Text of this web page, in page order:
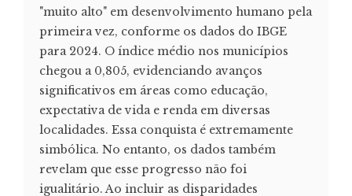
"muito alto" em desenvolvimento humano pela
primeira vez, conforme os dados do IBGE
para 2024. O índice médio nos municípios
chegou a 0,805, evidenciando avanços
significativos em áreas como educação,
expectativa de vida e renda em diversas
localidades. Essa conquista é extremamente
simbólica. No entanto, os dados também
revelam que esse progresso não foi
igualitário. Ao incluir as disparidades